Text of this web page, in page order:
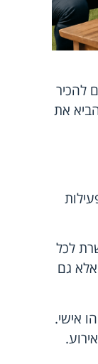
להכיר
את
לכל
גם
אישי.